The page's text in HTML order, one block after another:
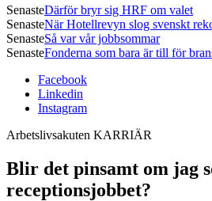
SenasteDärför bryr sig HRF om valet
SenasteNär Hotellrevyn slog svenskt
SenasteSå var vår jobbsommar
SenasteFonderna som bara är till för
Facebook
Linkedin
Instagram
Arbetslivsakuten KARRIÄR
Blir det pinsamt om jag
receptionsjobbet?